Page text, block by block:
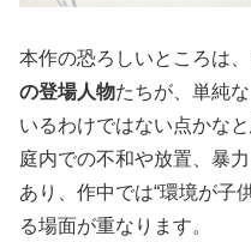
本作の恐ろしいところは
の登場人物たちが、単純
いるわけではない点かな
庭内での不和や放置、暴
あり、作中では“環境が子
る場面が重なります。